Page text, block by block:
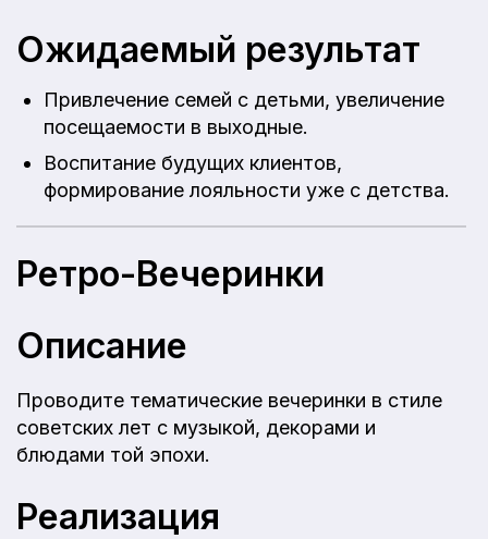
Ожидаемый результат
Привлечение семей с детьми, увеличение
посещаемости в выходные.
Воспитание будущих клиентов,
формирование лояльности уже с детства.
Ретро-Вечеринки
Описание
Проводите тематические вечеринки в стиле
советских лет с музыкой, декорами и
блюдами той эпохи.
Реализация